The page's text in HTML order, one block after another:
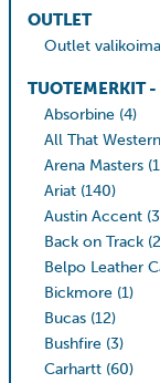
OUTLET
Outlet valikoima
TUOTEMERKIT
Absorbine (4)
All That Western
Arena Masters
Ariat (140)
Austin Accent
Back on Track
Belpo Leather
Bickmore (1)
Bucas (12)
Bushfire (3)
Carhartt (60)